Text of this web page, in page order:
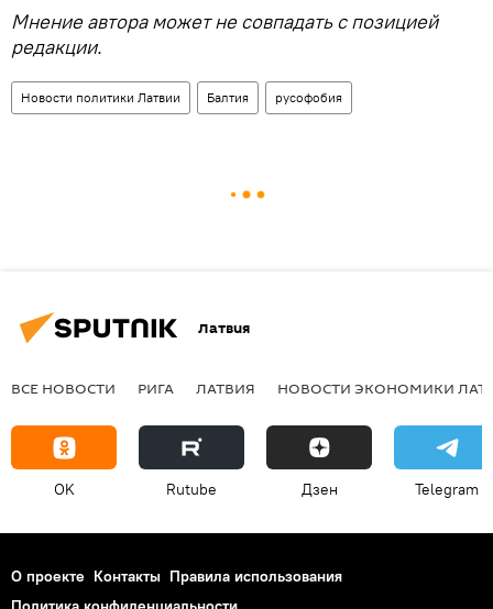
Мнение автора может не совпадать с позицией
редакции.
Новости политики Латвии Балтия русофобия
Латвия
ВСЕ НОВОСТИ РИГА ЛАТВИЯ НОВОСТИ ЭКОНОМИКИ
OK Rutube Дзен Telegram
О проекте Контакты Правила использования